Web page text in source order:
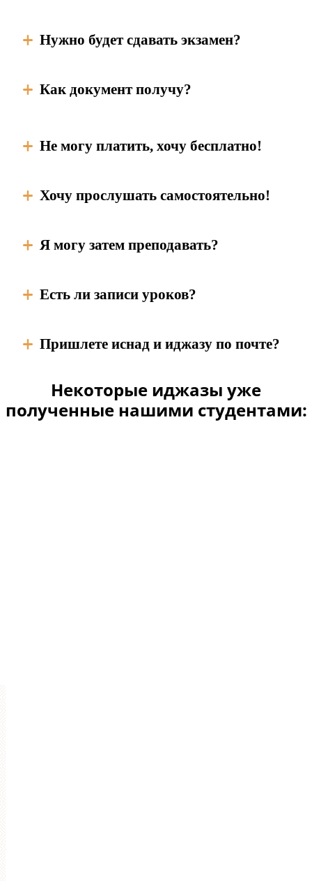
Нужно будет сдавать экзамен?
Как документ получу?
Не могу платить, хочу бесплатно!
Хочу прослушать самостоятельно!
Я могу затем преподавать?
Есть ли записи уроков?
Пришлете иснад и иджазу по почте?
Некоторые иджазы уже
полученные нашими студентами: